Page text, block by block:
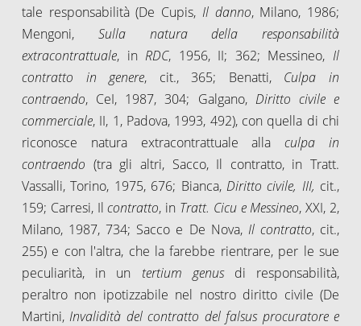
tale responsabilità (De Cupis, Il danno, Milano, 1986;
Mengoni, Sulla natura della responsabilità
extracontrattuale, in RDC, 1956, II; 362; Messineo, Il
contratto in genere, cit., 365; Benatti, Culpa in
contraendo, CeI, 1987, 304; Galgano, Diritto civile e
commerciale, II, 1, Padova, 1993, 492), con quella di chi
riconosce natura extracontrattuale allaculpa in
contraendo (tra gli altri, Sacco, Il contratto, in Tratt.
Vassalli, Torino, 1975, 676; Bianca, Diritto civile, III, cit.,
159; Carresi, Ilcontratto, in Tratt. Cicu e Messineo, XXI, 2,
Milano, 1987, 734; Sacco e De Nova, Il contratto, cit.,
255) e con l'altra, che la farebbe rientrare, per le sue
peculiarità, in un tertium genusdi responsabilità,
peraltro non ipotizzabile nel nostro diritto civile (De
Martini, Invalidità del contratto del falsus procuratore e